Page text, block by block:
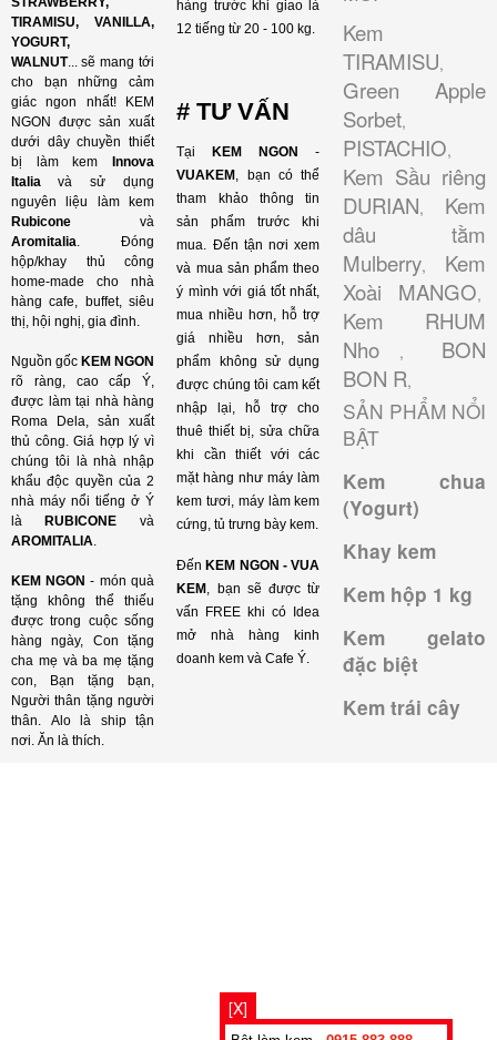
TIRAMISU, VANILLA,
YOGURT,
WALNUT... sẽ mang tới
cho bạn những cảm
giác ngon nhất! KEM
NGON được sản xuất
dưới dây chuyền thiết
bị làm kem Innova
Italia và sử dụng
nguyên liệu làm kem
Rubicone và
Aromitalia . Đóng
hộp/khay thủ công
home-made cho nhà
hàng cafe, buffet, siêu
thị, hội nghị, gia đình.
Nguồn gốc KEM NGON
rõ ràng, cao cấp Ý,
được làm tại nhà hàng
Roma Dela, sản xuất
thủ công. Giá hợp lý vì
chúng tôi là nhà nhập
khẩu độc quyền của 2
nhà máy nổi tiếng ở Ý
là RUBICONE và
AROMITALIA
KEM NGON - món quà
tặng không thể thiếu
được trong cuộc sống
hàng ngày, Con tặng
cha mẹ và ba mẹ tặng
con, Bạn tặng bạn,
Người thân tặng người
thân. Alo là ship tận
nơi. Ăn là thích.
hàng trước khi giao là
12 tiếng từ 20 - 100 kg.
# TƯ VẤN
TạiKEM NGON -
VUAKEM , bạn có thể
tham khảo thông tin
sản phẩm trước khi
mua. Đến tận nơi xem
và mua sản phẩm theo
ý mình với giá tốt nhất,
mua nhiều hơn, hỗ trợ
giá nhiều hơn, sản
phẩm không sử dụng
được chúng tôi cam kết
nhập lại, hỗ trợ cho
thuê thiết bị, sửa chữa
khi cần thiết với các
mặt hàng như máy làm
kem tươi, máy làm kem
cứng, tủ trưng bày kem.
ĐếnKEM NGON - VUA
KEM , bạn sẽ được từ
vấn FREE khi có Idea
mở nhà hàng kinh
doanh kem và Cafe Ý.
Kem
TIRAMISU,
Green Apple
Sorbet,
PISTACHIO,
Kem Sầu riêng
DURIAN, Kem
dâu tằm
Mulberry, Kem
Xoài MANGO,
Kem RHUM
Nho
, BON
BON R,
SẢN PHẨM NỔI
BẬT
Kem chua
(Yogurt)
Khay kem
Kem hộp 1 kg
Kem gelato
đặc biệt
Kem trái cây
[X]